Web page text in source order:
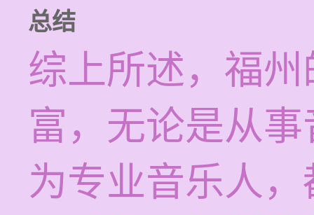
总结
综上所述，福
富，无论是从
为专业音乐人